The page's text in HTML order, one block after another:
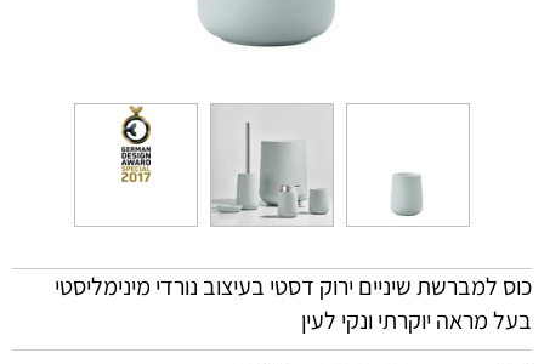
כוס למברשת שיניים ירוק דסטי בעיצוב נורדי מינימליסטי
בעל מראה יוקרתי ונקי לעין